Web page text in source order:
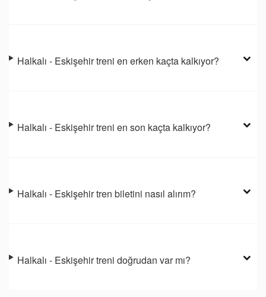
Halkalı - Eskişehir treni en erken kaçta kalkıyor?
Halkalı - Eskişehir treni en son kaçta kalkıyor?
Halkalı - Eskişehir tren biletini nasıl alırım?
Halkalı - Eskişehir treni doğrudan var mı?